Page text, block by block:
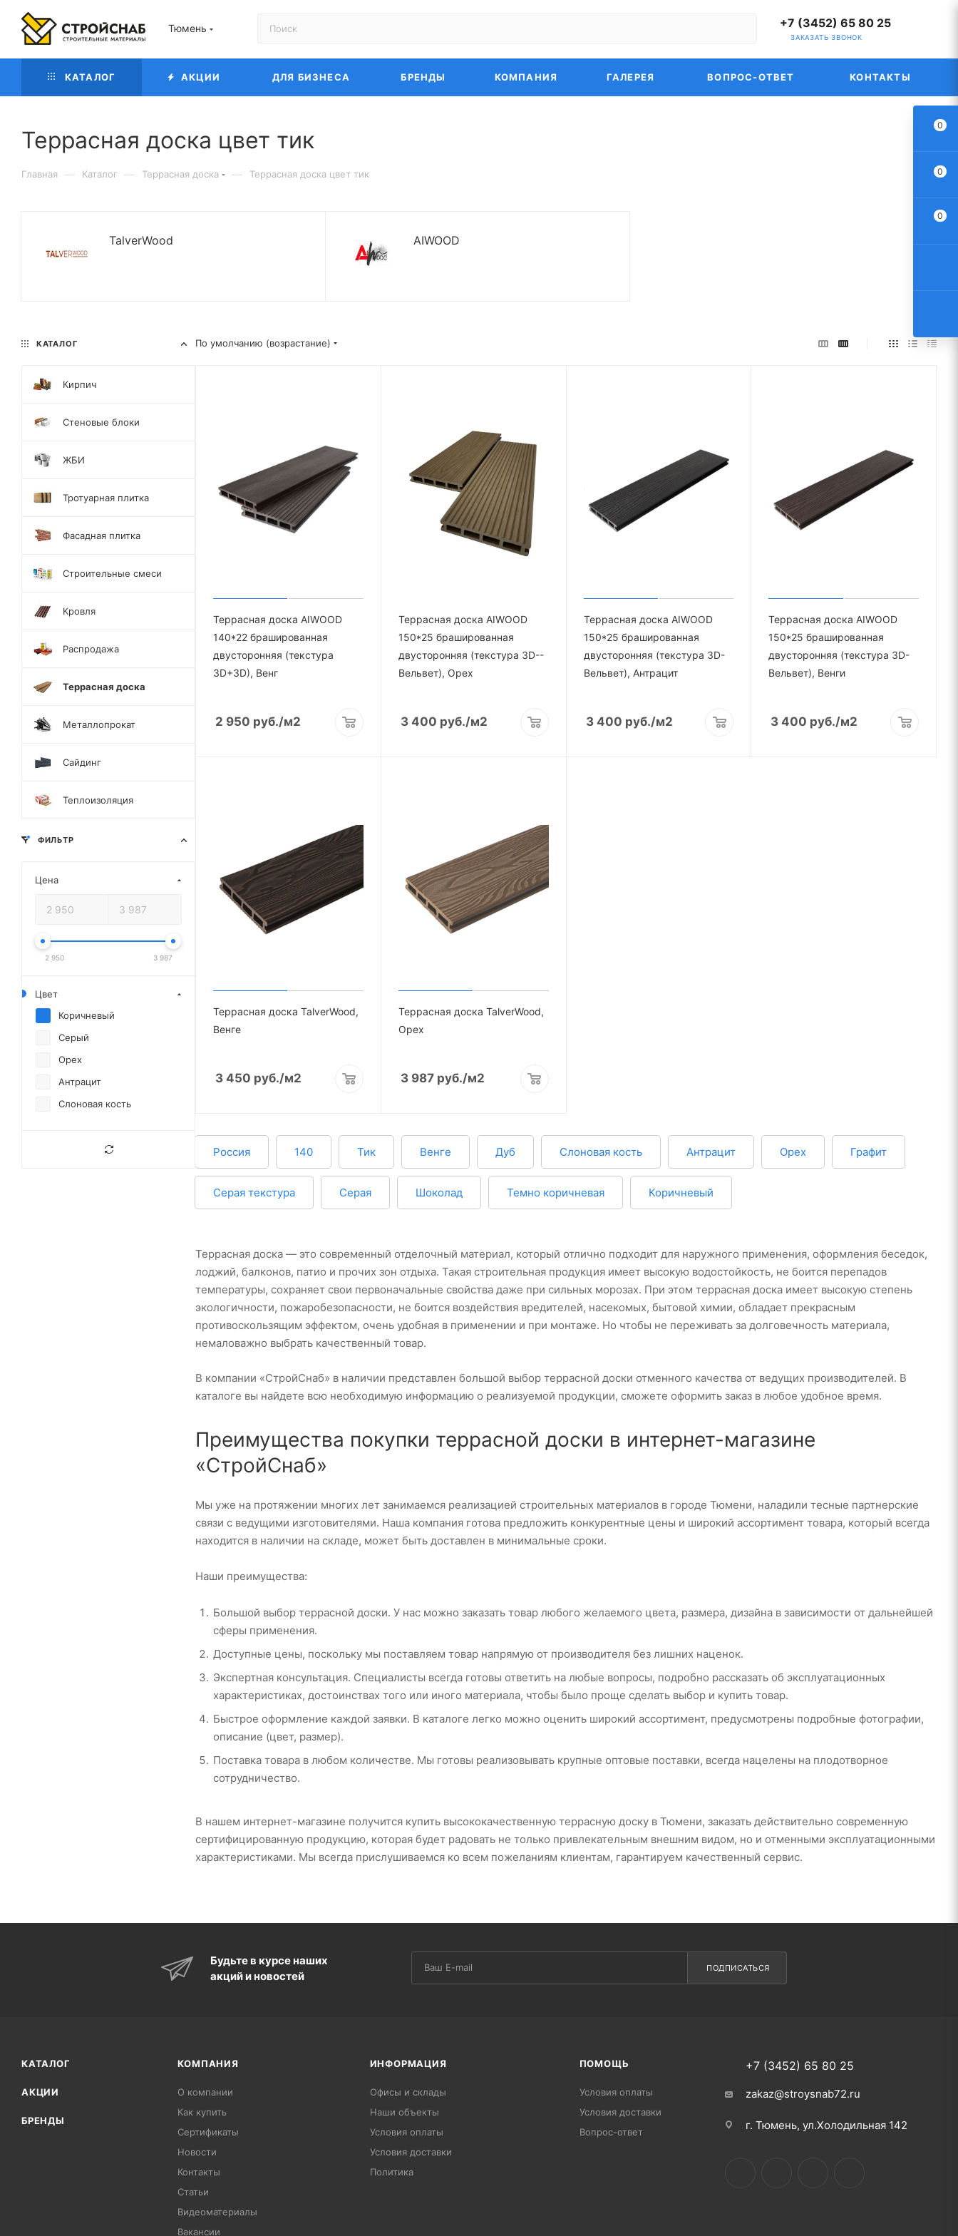
Тюмень +7 (3452) 65 80 25
ЗАКАЗАТЬ ЗВОНОК
КАТАЛОГ АКЦИИ ДЛЯ БИЗНЕСА БРЕНДЫ КОМПАНИЯ ГАЛЕРЕЯ ВОПРОС-ОТВЕТ КОНТАКТЫ
Террасная доска цвет тик
Главная — Каталог — Террасная доска — Террасная доска цвет тик
TalverWood AIWOOD
По умолчанию (возрастание)
Террасная доска AIWOOD
140*22 брашированная
двусторонняя (текстура
3D+3D), Венг
2 950 руб./м2
Террасная доска AIWOOD
150*25 брашированная
двусторонняя (текстура 3D--
Вельвет), Орех
3 400 руб./м2
Террасная доска AIWOOD
150*25 брашированная
двусторонняя (текстура 3D-
Вельвет), Антрацит
3 400 руб./м2
Террасная доска AIWOOD
150*25 брашированная
двусторонняя (текстура 3D-
Вельвет), Венги
3 400 руб./м2
Террасная доска TalverWood,
Венге
3 450 руб./м2
Террасная доска TalverWood,
Орех
3 987руб./м2
Россия 140 Тик Венге Дуб Слоновая кость Антрацит Орех Графит
Серая текстура Серая Шоколад Темно коричневая Коричневый
Террасная доска — это современный отделочный материал, который отлично подходит для наружного применения, оформления беседок,
лоджий, балконов, патио и прочих зон отдыха. Такая строительная продукция имеет высокую водостойкость, не боится перепадов
температуры, сохраняет свои первоначальные свойства даже при сильных морозах. При этом террасная доска имеет высокую степень
экологичности, пожаробезопасности, не боится воздействия вредителей, насекомых, бытовой химии, обладает прекрасным
противоскользящим эффектом, очень удобная в применении и при монтаже. Но чтобы не переживать за долговечность материала,
немаловажно выбрать качественный товар.
В компании «СтройСнаб» в наличии представлен большой выбор террасной доски отменного качества от ведущих производителей. В
каталоге вы найдете всю необходимую информацию о реализуемой продукции, сможете оформить заказ в любое удобное время.
Преимущества покупки террасной доски в интернет-магазине
«СтройСнаб»
Мы уже на протяжении многих лет занимаемся реализацией строительных материалов в городе Тюмени, наладили тесные партнерские
связи с ведущими изготовителями. Наша компания готова предложить конкурентные цены и широкий ассортимент товара, который всегда
находится в наличии на складе, может быть доставлен в минимальные сроки.
Наши преимущества:
Большой выбор террасной доски. У нас можно заказать товар любого желаемого цвета, размера, дизайна в зависимости от дальнейшей
сферы применения.
Доступные цены, поскольку мы поставляем товар напрямую от производителя без лишних наценок.
Экспертная консультация. Специалисты всегда готовы ответить на любые вопросы, подробно рассказать об эксплуатационных
характеристиках, достоинствах того или иного материала, чтобы было проще сделать выбор и купить товар.
Быстрое оформление каждой заявки. В каталоге легко можно оценить широкий ассортимент, предусмотрены подробные фотографии,
описание (цвет, размер).
Поставка товара в любом количестве. Мы готовы реализовывать крупные оптовые поставки, всегда нацелены на плодотворное
сотрудничество.
В нашем интернет-магазине получится купить высококачественную террасную доску в Тюмени, заказать действительно современную
сертифицированную продукцию, которая будет радовать не только привлекательным внешним видом, но и отменными эксплуатационными
характеристиками. Мы всегда прислушиваемся ко всем пожеланиям клиентам, гарантируем качественный сервис.
КАТАЛОГ
Кирпич
Стеновые блоки
ЖБИ
Тротуарная плитка
Фасадная плитка
Строительные смеси
Кровля
Распродажа
Террасная доска
Металлопрокат
Сайдинг
Теплоизоляция
ФИЛЬТР
Цена
2 950 3 987
Цвет
Коричневый
Серый
Орех
Антрацит
Слоновая кость
Будьте в курсе наших
акций и новостей
ПОДПИСАТЬСЯ
КАТАЛОГ
АКЦИИ
БРЕНДЫ
КОМПАНИЯ
О компании
Как купить
Сертификаты
Новости
Контакты
Статьи
Видеоматериалы
Вакансии
ИНФОРМАЦИЯ
Офисы и склады
Наши объекты
Условия оплаты
Условия доставки
Политика
ПОМОЩЬ
Условия оплаты
Условия доставки
Вопрос-ответ
+7 (3452) 65 80 25
zakaz@stroysnab72.ru
г. Тюмень, ул.Холодильная 142
0
0
0